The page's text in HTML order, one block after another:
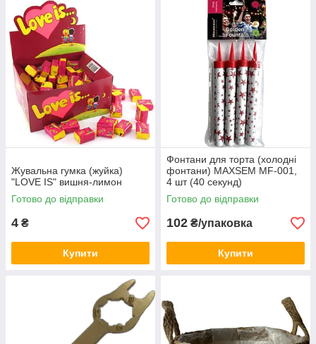
Жувальна гумка (жуйка)
"LOVE IS" вишня-лимон
Готово до відправки
4 ₴
Купити
Фонтани для торта (холодні
фонтани) MAXSEM MF-001,
4 шт (40 секунд)
Готово до відправки
102 ₴/упаковка
Купити